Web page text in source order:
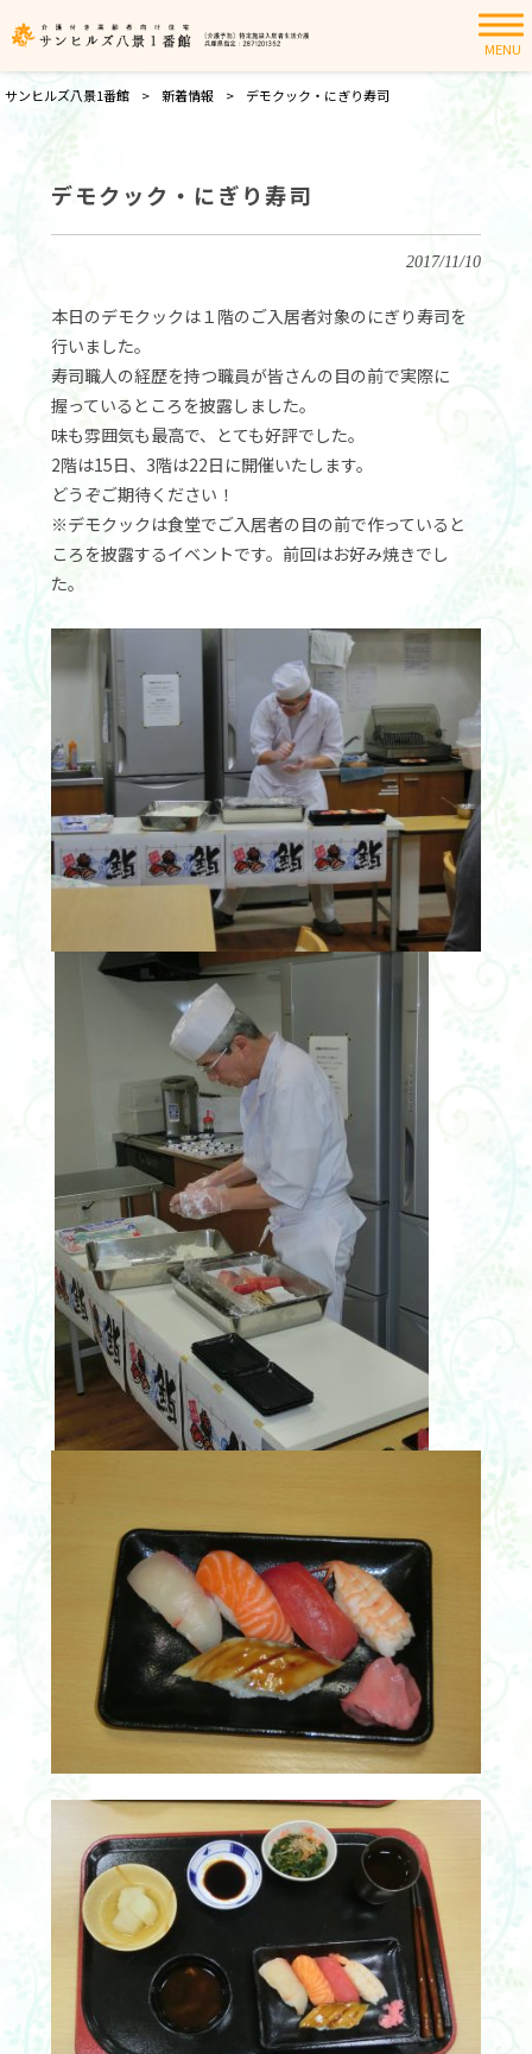
MENU
サンヒルズ八景1番館 > 新着情報 > デモクック・にぎり寿司
デモクック・にぎり寿司
2017/11/10
本日のデモクックは１階のご入居者対象のにぎり寿司を
行いました。
寿司職人の経歴を持つ職員が皆さんの目の前で実際に
握っているところを披露しました。
味も雰囲気も最高で、とても好評でした。
2階は15日、3階は22日に開催いたします。
どうぞご期待ください！
※デモクックは食堂でご入居者の目の前で作っていると
ころを披露するイベントです。前回はお好み焼きでし
た。